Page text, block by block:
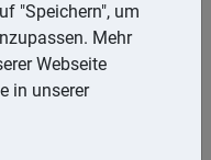
dem Partner zu
diese Zahlungen
Bis zum
Zahlungen bei
"Speichern", um
Mehr
Webseite
in unserer